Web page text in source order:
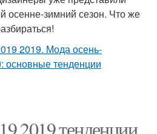
осенне-зимний сезон. Что же